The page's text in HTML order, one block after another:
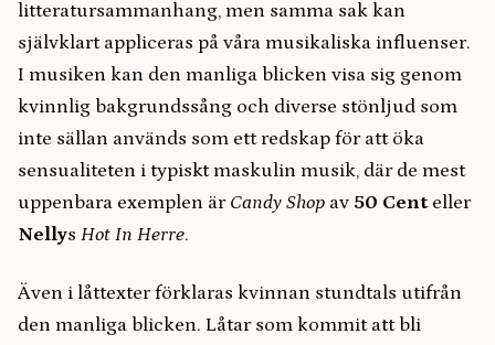
litteratursammanhang, men samma sak kan
självklart appliceras på våra musikaliska influenser.
I musiken kan den manliga blicken visa sig genom
kvinnlig bakgrundssång och diverse stönljud som
inte sällan används som ett redskap för att öka
sensualiteten i typiskt maskulin musik, där de mest
uppenbara exemplen är Candy Shop av 50 Centeller
Nellys Hot In Herre.
Även i låttexter förklaras kvinnan stundtals utifrån
den manliga blicken. Låtar som kommit att bli